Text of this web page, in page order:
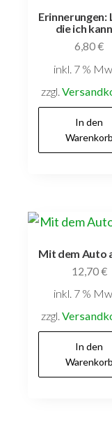
Erinnerungen:
die ich
6,80€
inkl. 7 %
zzgl.
In den
Warenkorb
Mit dem Auto
12,70€
inkl. 7 %
zzgl.
In den
Warenkorb